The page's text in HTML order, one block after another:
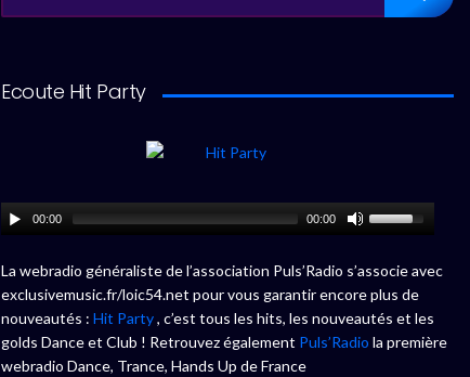
Ecoute Hit Party
00:00 00:00
La webradio généraliste de l’association Puls’Radio s’associe avec
exclusivemusic.fr/loic54.net pour vous garantir encore plus de
nouveautés : Hit Party, c’est tous les hits, les nouveautés et les
golds Dance et Club ! Retrouvez également Puls’Radio la première
webradio Dance, Trance, Hands Up de France